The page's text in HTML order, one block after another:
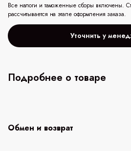
Все налоги и таможенные сборы включены.
рассчитывается на этапе оформления заказа.
Уточнить у
Подробнее о товаре
Обмен и возврат